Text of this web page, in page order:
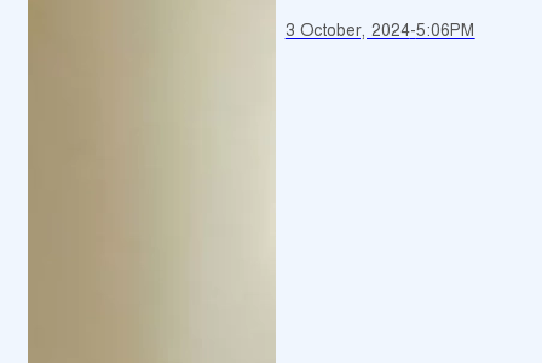
3 October, 2024-5:06PM